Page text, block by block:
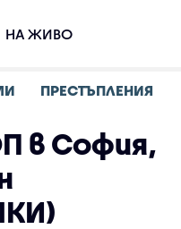
НА ЖИВО
ПРЕСТЪПЛЕНИЯ
в София,